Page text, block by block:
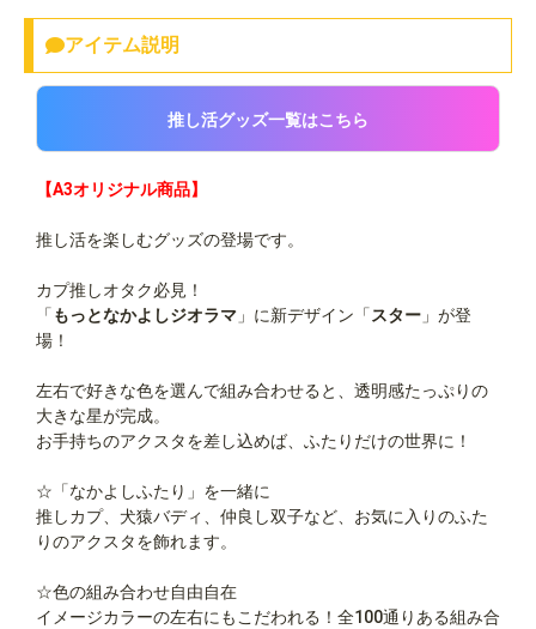
アイテム説明
推し活グッズ一覧はこちら
【A3オリジナル商品】
推し活を楽しむグッズの登場です。
カプ推しオタク必見！
「 もっとなかよしジオラマ 」に新デザイン「 スター 」が登
場！
左右で好きな色を選んで組み合わせると、透明感たっぷりの
大きな星が完成。
お手持ちのアクスタを差し込めば、ふたりだけの世界に！
☆「なかよしふたり」を一緒に
推しカプ、犬猿バディ、仲良し双子など、お気に入りのふた
りのアクスタを飾れます。
☆色の組み合わせ自由自在
イメージカラーの左右にもこだわれる！全100通りある組み合